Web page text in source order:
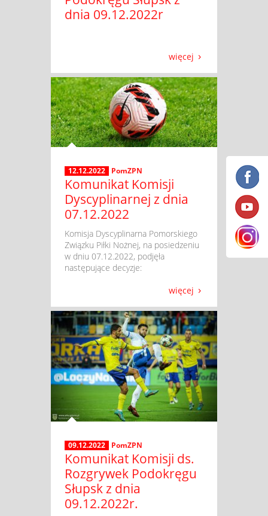
dnia 09.12.2022r
więcej
12.12.2022 PomZPN
Komunikat Komisji
Dyscyplinarnej z dnia
07.12.2022
​ Komisja Dyscyplinarna Pomorskiego
Związku Piłki Nożnej, na posiedzeniu
w dniu 07.12.2022, podjęła
następujące decyzje:
więcej
09.12.2022 PomZPN
Komunikat Komisji ds.
Rozgrywek Podokręgu
Słupsk z dnia
09.12.2022r.